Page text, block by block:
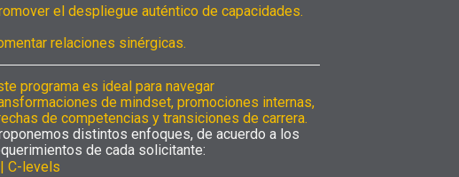
el despliegue auténtico de capacidades.
relaciones sinérgicas.
programa es ideal para navegar
de mindset, promociones internas,
de competencias y transiciones de carrera.
distintos enfoques, de acuerdo a los
de cada solicitante:
C-levels